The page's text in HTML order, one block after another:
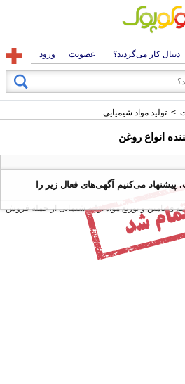
دنبال کار می‌گردید؟ عضویت ورود
> تولید مواد شیمیایی
انواع روغن
ی تامین و توزیع مواد اولیه شیمایی از جمله فروش
پیشنهاد می‌کنیم آگهی‌های فعال زیر را